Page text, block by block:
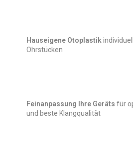
Hauseigene Otoplastik
Ohrstücken
Feinanpassung Ihre Geräts für
und beste Klangqualität